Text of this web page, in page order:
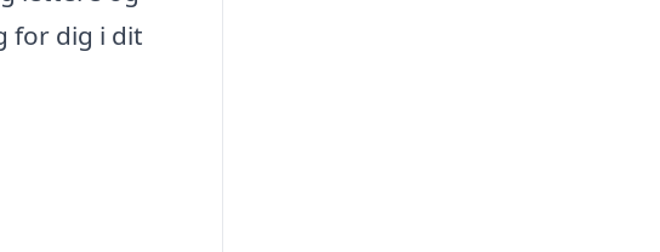
for dig i dit